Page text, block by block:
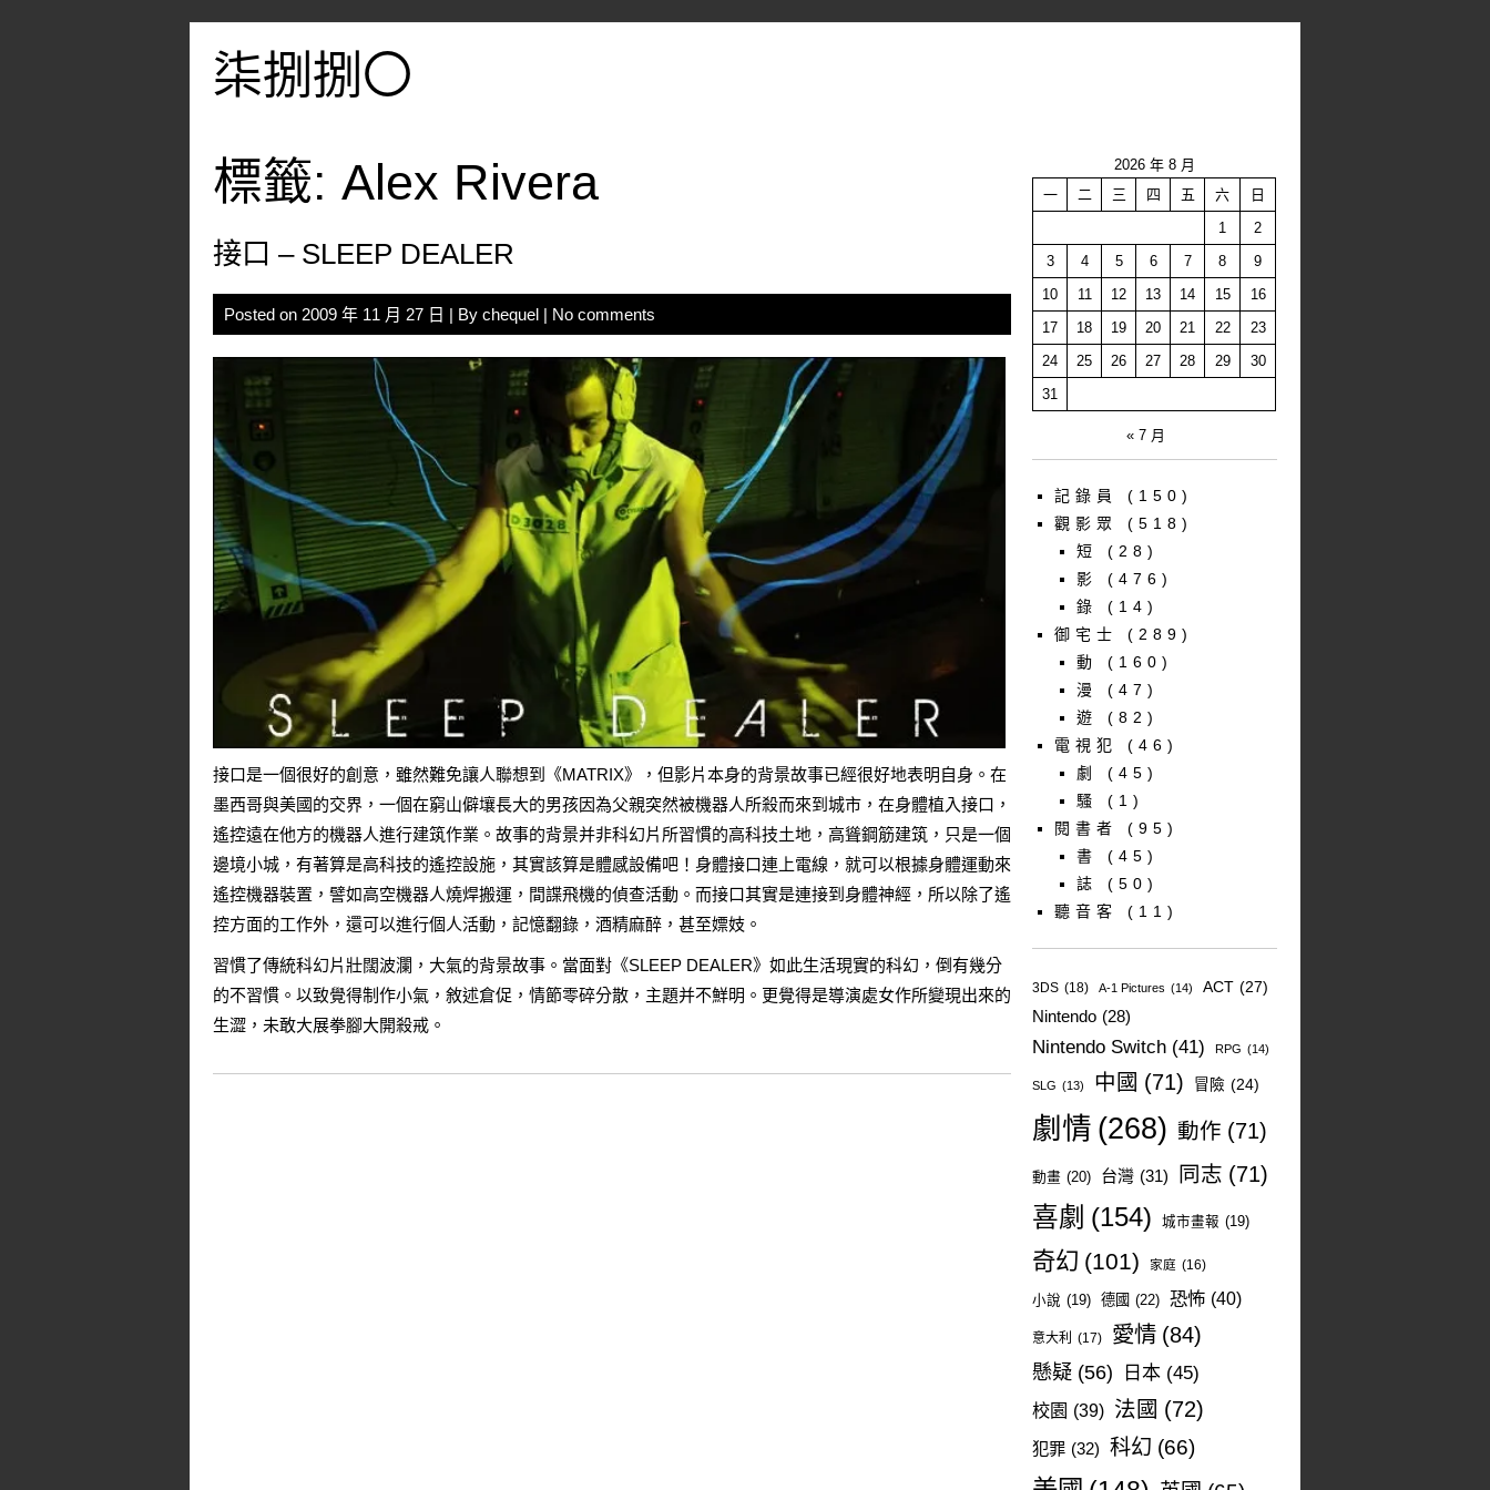
柒捌捌〇
標籤: Alex Rivera
接口 – SLEEP DEALER
Posted on 2009 年 11 月 27 日 | By chequel | No comments
接口是一個很好的創意，雖然難免讓人聯想到《MATRIX》，但影片本身的背景故事已經很好地表明自身。在
墨西哥與美國的交界，一個在窮山僻壤長大的男孩因為父親突然被機器人所殺而來到城市，在身體植入接口，
遙控遠在他方的機器人進行建筑作業。故事的背景并非科幻片所習慣的高科技土地，高聳鋼筋建筑，只是一個
邊境小城，有著算是高科技的遙控設施，其實該算是體感設備吧！身體接口連上電線，就可以根據身體運動來
遙控機器裝置，譬如高空機器人燒焊搬運，間諜飛機的偵查活動。而接口其實是連接到身體神經，所以除了遙
控方面的工作外，還可以進行個人活動，記憶翻錄，酒精麻醉，甚至嫖妓。
習慣了傳統科幻片壯闊波瀾，大氣的背景故事。當面對《SLEEP DEALER》如此生活現實的科幻，倒有幾分
的不習慣。以致覺得制作小氣，敘述倉促，情節零碎分散，主題并不鮮明。更覺得是導演處女作所變現出來的
生澀，未敢大展拳腳大開殺戒。
2026 年 8 月
一
二 三 四 五 六
日
1
2
3
4 5 6 7 8
9
10
11 12 13 14 15
16
17
18 19 20 21 22
23
24
25 26 27 28 29
30
31
« 7 月
記錄員
(150)
觀影眾
(518)
短
(28)
影
(476)
錄
(14)
御宅士
(289)
動
(160)
漫
(47)
遊
(82)
電視犯
(46)
劇
(45)
騷
(1)
閱書者
(95)
書
(45)
誌
(50)
聽音客
(11)
3DS (18) A-1 Pictures (14) ACT (27)
Nintendo (28)
Nintendo Switch (41) RPG (14)
SLG (13) 中國 (71) 冒險 (24)
劇情 (268) 動作 (71)
動畫 (20) 台灣 (31) 同志 (71)
喜劇 (154) 城市畫報 (19)
奇幻 (101) 家庭 (16)
小說 (19) 德國 (22) 恐怖 (40)
意大利 (17) 愛情 (84)
懸疑 (56) 日本 (45)
校園 (39) 法國 (72)
犯罪 (32) 科幻 (66)